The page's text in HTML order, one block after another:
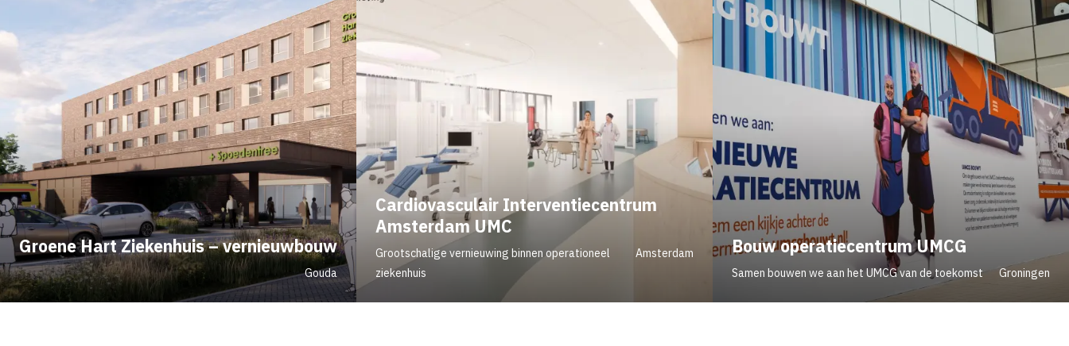
Groene Hart Ziekenhuis – vernieuwbouw
Gouda
Cardiovasculair Interventiecentrum
Amsterdam UMC
Grootschalige vernieuwing binnen operationeel
ziekenhuis
Amsterdam Bouw operatiecentrum UMCG
Samen bouwen we aan het UMCG van de toekomst Groningen